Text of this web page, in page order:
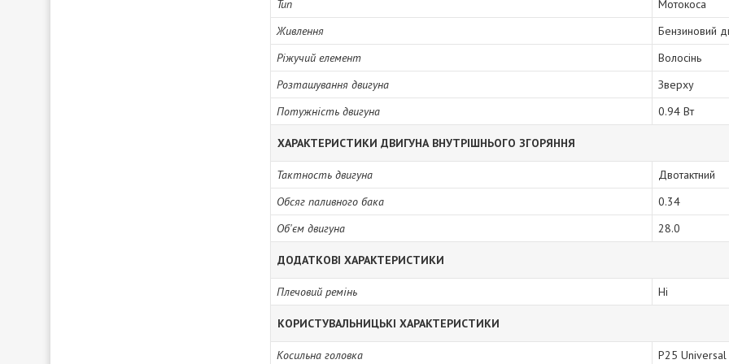
Тип
Мотокоса
Живлення
Бензиновий
Ріжучий елемент
Волосінь
Розташування двигуна
Зверху
Потужність двигуна
0.94 Вт
ХАРАКТЕРИСТИКИ ДВИГУНА ВНУТРІШНЬОГО ЗГОРЯННЯ
Тактность двигуна
Двотактний
Обсяг паливного бака
0.34
Об'єм двигуна
28.0
ДОДАТКОВІ ХАРАКТЕРИСТИКИ
Плечовий ремінь Ні
КОРИСТУВАЛЬНИЦЬКІ ХАРАКТЕРИСТИКИ
Косильна головка Р25 Universal